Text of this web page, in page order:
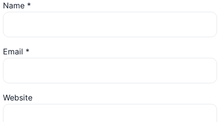
Name *
Email *
Website